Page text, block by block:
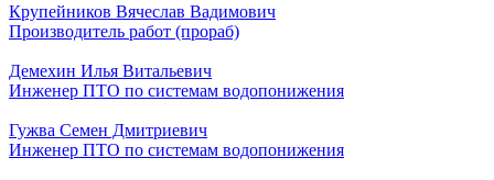
Крупейников Вячеслав Вадимович
Производитель работ (прораб)
Демехин Илья Витальевич
Инженер ПТО по системам водопонижения
Гужва Семен Дмитриевич
Инженер ПТО по системам водопонижения